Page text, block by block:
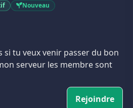
Nouveau
si tu veux venir passer du bon
serveur les membre sont
Rejoindre